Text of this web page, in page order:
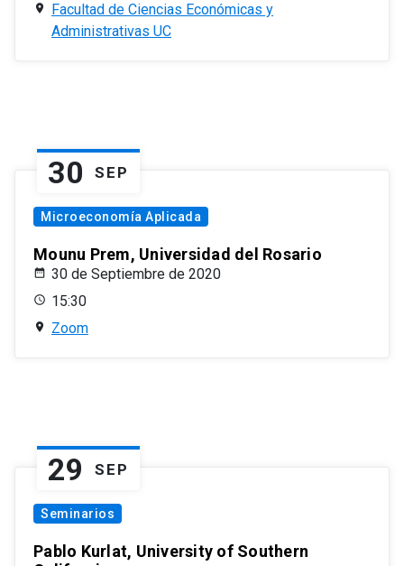
Facultad de Ciencias Económicas y
Administrativas UC
30 SEP
Microeconomía Aplicada
Mounu Prem, Universidad del Rosario
30 de Septiembre de 2020
15:30
Zoom
29 SEP
Seminarios
Pablo Kurlat, University of Southern